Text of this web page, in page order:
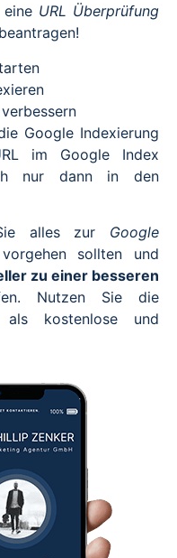
eine URL Überprüfung
Google Indexierung
im Google Index
nur dann in den
alles zur Google
sollten und
zu einer besseren
Nutzen Sie die
kostenlose und